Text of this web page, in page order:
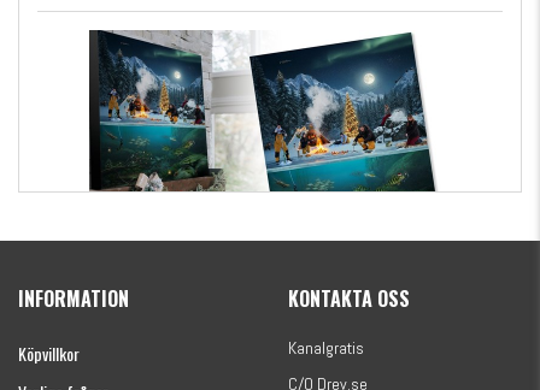
(julkalender)
INFORMATION
Köpvillkor
KONTAKTA OSS
Kanalgratis
C/O Drev.se